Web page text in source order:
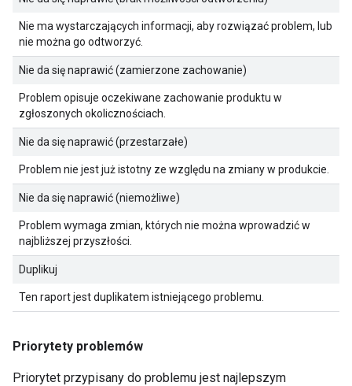
Nie ma wystarczających informacji, aby rozwiązać problem, lub
nie można go odtworzyć.
Nie da się naprawić (zamierzone zachowanie)
Problem opisuje oczekiwane zachowanie produktu w
zgłoszonych okolicznościach.
Nie da się naprawić (przestarzałe)
Problem nie jest już istotny ze względu na zmiany w produkcie.
Nie da się naprawić (niemożliwe)
Problem wymaga zmian, których nie można wprowadzić w
najbliższej przyszłości.
Duplikuj
Ten raport jest duplikatem istniejącego problemu.
Priorytety problemów
Priorytet przypisany do problemu jest najlepszym